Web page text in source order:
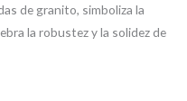
de granito, simboliza la
la robustez y la solidez de